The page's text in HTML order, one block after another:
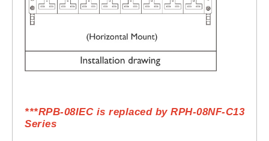
***RPB-08IEC is replaced by RPH-08NF-C13
Series